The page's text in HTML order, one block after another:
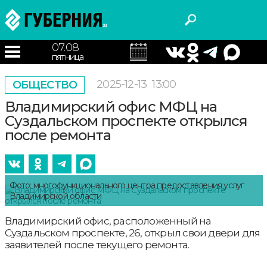
07.08
пятница
ОБЩЕСТВО 2025-12-13 13:00
Владимирский офис МФЦ на
Суздальском проспекте открылся
после ремонта
Фото: многофункционального центра предоставления услуг
Владимирской области
Владимирский офис, расположенный на
Суздальском проспекте, 26, открыл свои двери для
заявителей после текущего ремонта.